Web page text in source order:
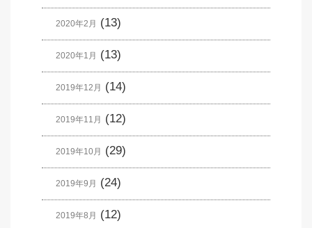
2020年2月 (13)
2020年1月 (13)
2019年12月 (14)
2019年11月 (12)
2019年10月 (29)
2019年9月 (24)
2019年8月 (12)